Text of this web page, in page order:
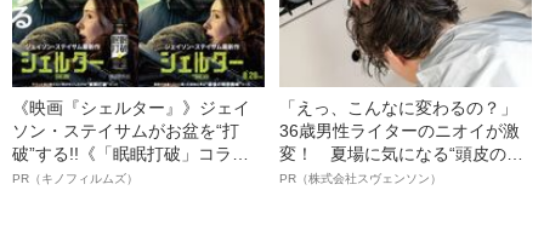
《映画『シェルター』》ジェイ
ソン・ステイサムがお盆を“打
破”する!!《「眠眠打破」コラ
ボ》
PR（キノフィルムズ）
「えっ、こんなに変わるの？」
36歳男性ライターのニオイが激
変！ 夏場に気になる“頭皮のニ
オイ”や“ベタつき”を解消す
PR（株式会社スヴェンソン）